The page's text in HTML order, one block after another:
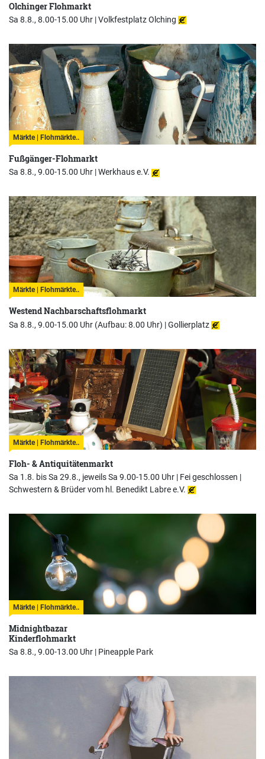
Olchinger Flohmarkt
Sa 8.8., 8.00-15.00 Uhr |Volkfestplatz Olching
Märkte | Flohmärkte..
Fußgänger-Flohmarkt
Sa 8.8., 9.00-15.00 Uhr |Werkhaus e.V.
Märkte | Flohmärkte..
Westend Nachbarschaftsflohmarkt
Sa 8.8., 9.00-15.00 Uhr (Aufbau: 8.00 Uhr) |Gollierplatz
Märkte | Flohmärkte..
Floh- & Antiquitätenmarkt
Sa 1.8. bis Sa 29.8., jeweils Sa 9.00-15.00 Uhr | Fei geschlossen |
Schwestern & Brüder vom hl. Benedikt Labre e.V.
Märkte | Flohmärkte..
Midnightbazar
Kinderflohmarkt
Sa 8.8., 9.00-13.00 Uhr | Pineapple Park